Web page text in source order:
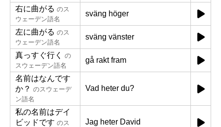
右に曲がる のス
ウェーデン語名
sväng höger
左に曲がる のス
ウェーデン語名
sväng vänster
真っすぐ行く
の
スウェーデン語名
gå rakt fram
名前はなんです
か？ のスウェーデ
ン語名
Vad heter du?
私の名前はデイ
ビッドです のス
Jag heter David